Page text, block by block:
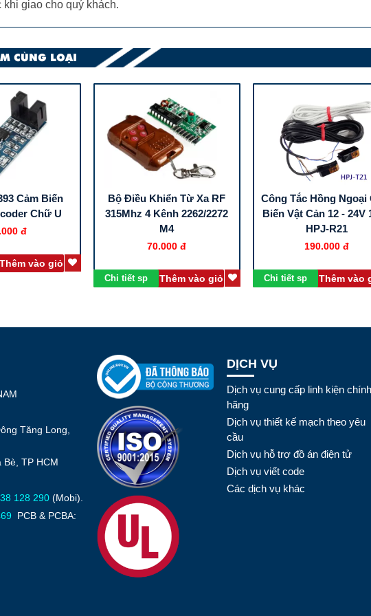
khi giao cho quý khách.
CÙNG LOẠI
Cảm Biến
Chữ U
đ
Thêm vào giỏ
Bộ Điều Khiển Từ Xa RF
315Mhz 4 Kênh 2262/2272
M4
70.000 đ
Chi tiết sp Thêm vào giỏ
Công Tắc Hồng Ngoại
Biến Vật Cản 12 - 24V
HPJ-R21
190.000 đ
Chi tiết sp Thêm vào
Tăng Long,
Bè, TP HCM
128 290 (Mobi).
PCB & PCBA:
DỊCH VỤ
Dịch vụ cung cấp linh kiện chính
hãng
Dịch vụ thiết kế mạch theo yêu
cầu
Dịch vụ hỗ trợ đồ án điện tử
Dịch vụ viết code
Các dịch vụ khác